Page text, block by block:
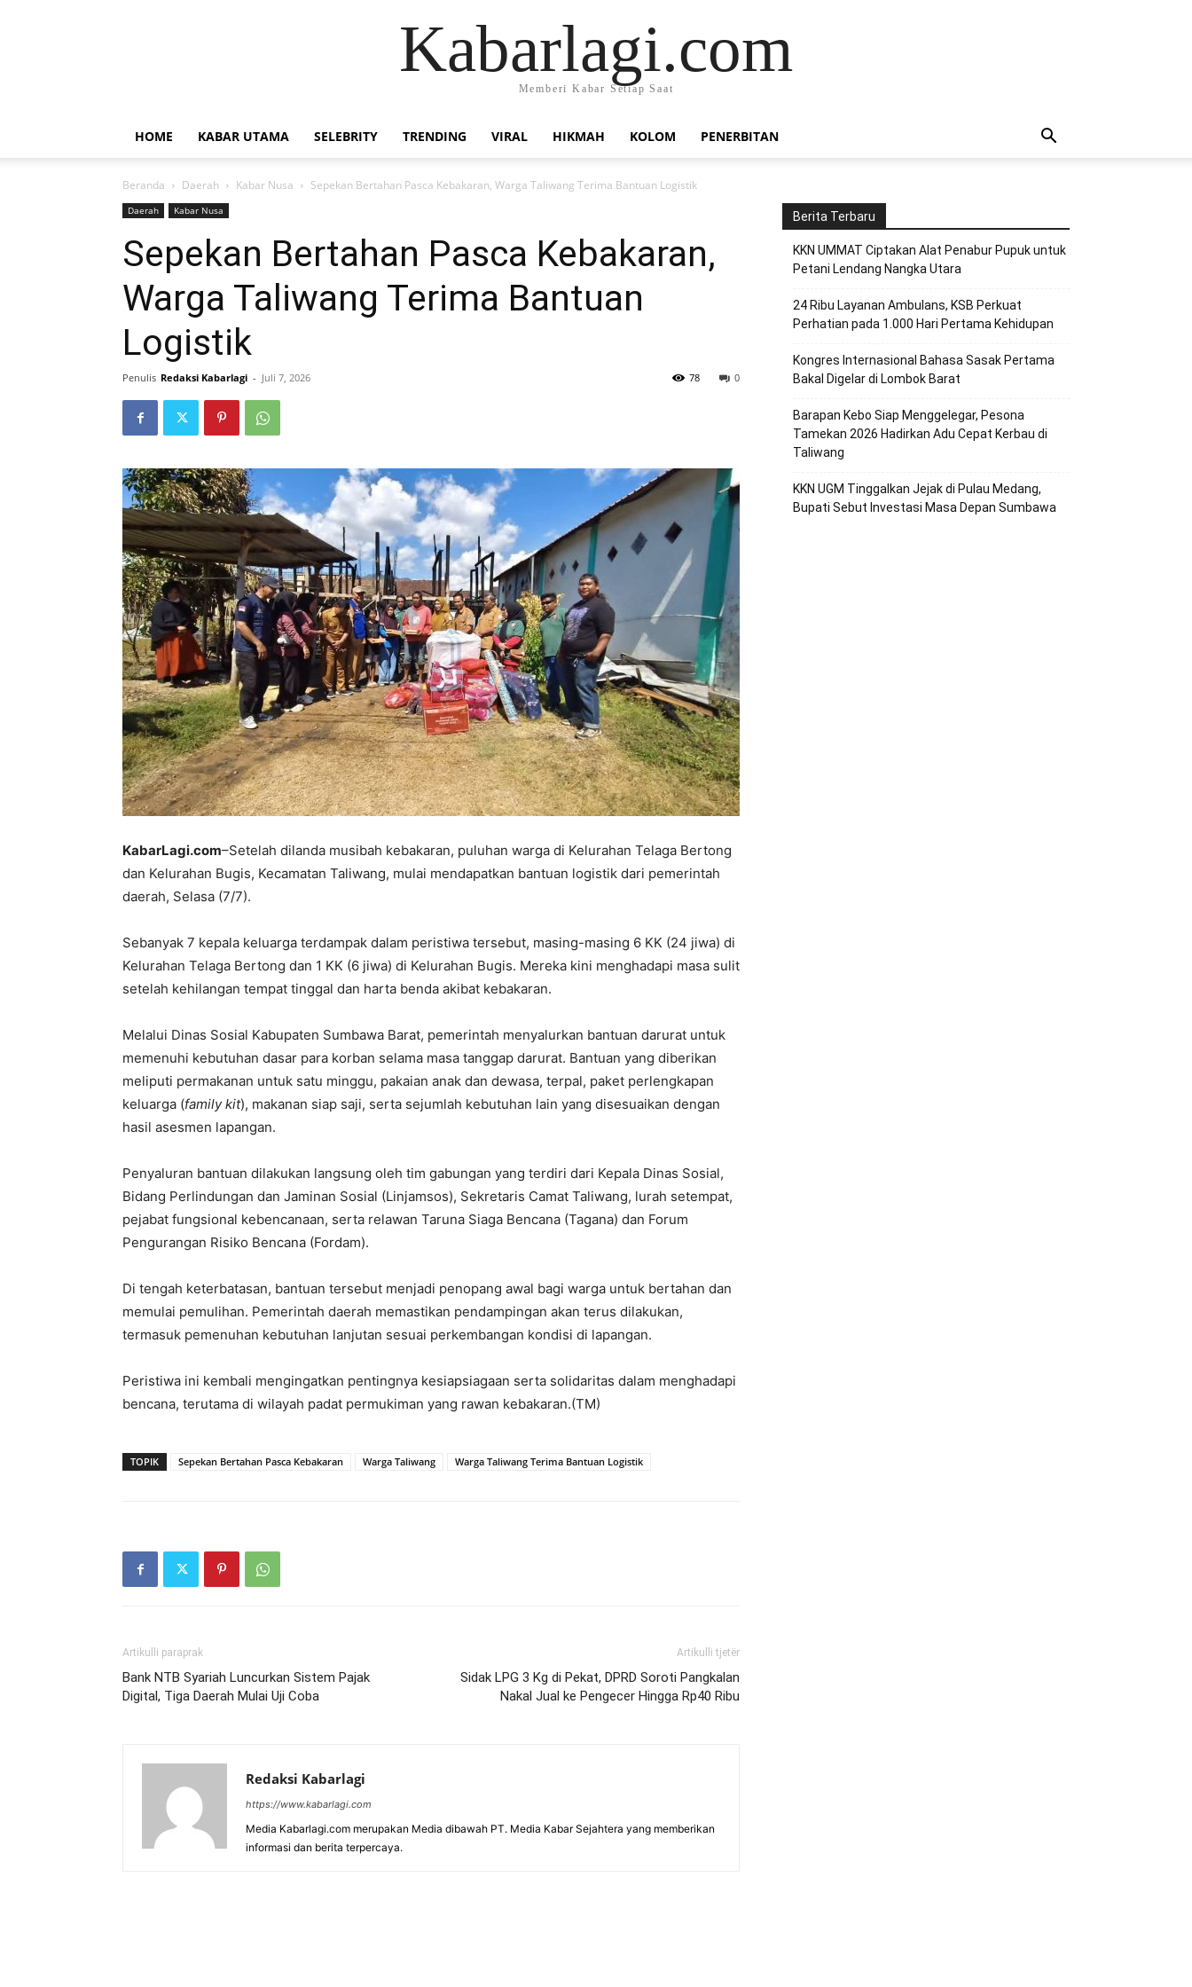
Kabarlagi.com
Memberi Kabar Setiap Saat
HOME KABAR UTAMA SELEBRITY TRENDING VIRAL HIKMAH KOLOM PENERBITAN
Beranda Daerah Kabar Nusa Sepekan Bertahan Pasca Kebakaran, Warga Taliwang Terima Bantuan Logistik
Daerah Kabar Nusa
Sepekan Bertahan Pasca Kebakaran,
Warga Taliwang Terima Bantuan
Logistik
Penulis Redaksi Kabarlagi - Juli 7, 2026 0
78
KabarLagi.com–Setelah dilanda musibah kebakaran, puluhan warga di Kelurahan Telaga Bertong
dan Kelurahan Bugis, Kecamatan Taliwang, mulai mendapatkan bantuan logistik dari pemerintah
daerah, Selasa (7/7).
Sebanyak 7 kepala keluarga terdampak dalam peristiwa tersebut, masing-masing 6 KK (24 jiwa) di
Kelurahan Telaga Bertong dan 1 KK (6 jiwa) di Kelurahan Bugis. Mereka kini menghadapi masa sulit
setelah kehilangan tempat tinggal dan harta benda akibat kebakaran.
Melalui Dinas Sosial Kabupaten Sumbawa Barat, pemerintah menyalurkan bantuan darurat untuk
memenuhi kebutuhan dasar para korban selama masa tanggap darurat. Bantuan yang diberikan
meliputi permakanan untuk satu minggu, pakaian anak dan dewasa, terpal, paket perlengkapan
keluarga (family kit), makanan siap saji, serta sejumlah kebutuhan lain yang disesuaikan dengan
hasil asesmen lapangan.
Penyaluran bantuan dilakukan langsung oleh tim gabungan yang terdiri dari Kepala Dinas Sosial,
Bidang Perlindungan dan Jaminan Sosial (Linjamsos), Sekretaris Camat Taliwang, lurah setempat,
pejabat fungsional kebencanaan, serta relawan Taruna Siaga Bencana (Tagana) dan Forum
Pengurangan Risiko Bencana (Fordam).
Di tengah keterbatasan, bantuan tersebut menjadi penopang awal bagi warga untuk bertahan dan
memulai pemulihan. Pemerintah daerah memastikan pendampingan akan terus dilakukan,
termasuk pemenuhan kebutuhan lanjutan sesuai perkembangan kondisi di lapangan.
Peristiwa ini kembali mengingatkan pentingnya kesiapsiagaan serta solidaritas dalam menghadapi
bencana, terutama di wilayah padat permukiman yang rawan kebakaran.(TM)
TOPIK Sepekan Bertahan Pasca Kebakaran Warga Taliwang Warga Taliwang Terima Bantuan Logistik
Artikulli paraprak
Bank NTB Syariah Luncurkan Sistem Pajak
Digital, Tiga Daerah Mulai Uji Coba
Artikulli tjetër
Sidak LPG 3 Kg di Pekat, DPRD Soroti Pangkalan
Nakal Jual ke Pengecer Hingga Rp40 Ribu
Redaksi Kabarlagi
https://www.kabarlagi.com
Media Kabarlagi.com merupakan Media dibawah PT. Media Kabar Sejahtera yang memberikan
informasi dan berita terpercaya.
Berita Terbaru
KKN UMMAT Ciptakan Alat Penabur Pupuk untuk
Petani Lendang Nangka Utara
24 Ribu Layanan Ambulans, KSB Perkuat
Perhatian pada 1.000 Hari Pertama Kehidupan
Kongres Internasional Bahasa Sasak Pertama
Bakal Digelar di Lombok Barat
Barapan Kebo Siap Menggelegar, Pesona
Tamekan 2026 Hadirkan Adu Cepat Kerbau di
Taliwang
KKN UGM Tinggalkan Jejak di Pulau Medang,
Bupati Sebut Investasi Masa Depan Sumbawa